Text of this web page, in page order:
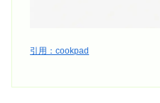
引用：cookpad